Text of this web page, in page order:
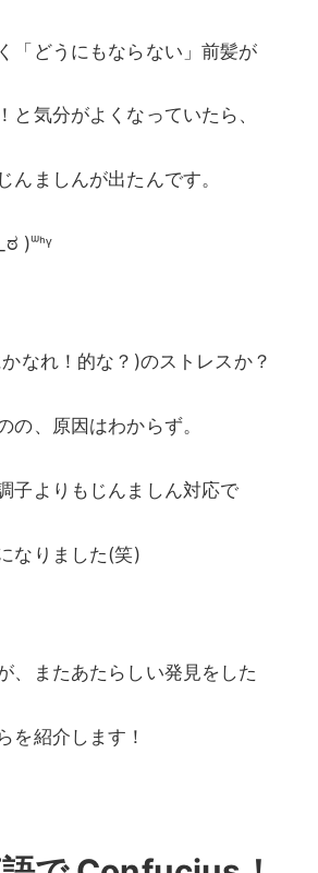
「どうにもならない」前髪が
と気分がよくなっていたら、
んましんが出たんです。
)ᐜᑋᵞ
なれ！的な？)のストレスか？
の、原因はわからず。
子よりもじんましん対応で
なりました(笑)
、またあたらしい発見をした
を紹介します！